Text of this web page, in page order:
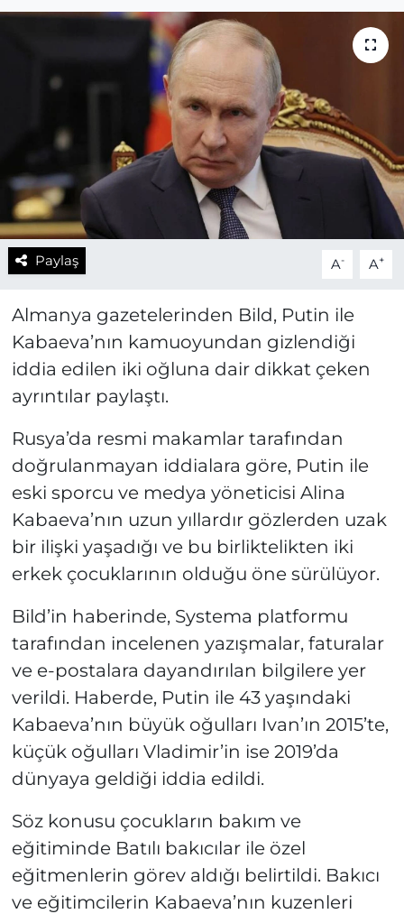
Paylaş A- A+
Almanya gazetelerinden Bild, Putin ile
Kabaeva’nın kamuoyundan gizlendiği
iddia edilen iki oğluna dair dikkat çeken
ayrıntılar paylaştı.
Rusya’da resmi makamlar tarafından
doğrulanmayan iddialara göre, Putin ile
eski sporcu ve medya yöneticisi Alina
Kabaeva’nın uzun yıllardır gözlerden uzak
bir ilişki yaşadığı ve bu birliktelikten iki
erkek çocuklarının olduğu öne sürülüyor.
Bild’in haberinde, Systema platformu
tarafından incelenen yazışmalar, faturalar
ve e-postalara dayandırılan bilgilere yer
verildi. Haberde, Putin ile 43 yaşındaki
Kabaeva’nın büyük oğulları Ivan’ın 2015’te,
küçük oğulları Vladimir’in ise 2019’da
dünyaya geldiği iddia edildi.
Söz konusu çocukların bakım ve
eğitiminde Batılı bakıcılar ile özel
eğitmenlerin görev aldığı belirtildi. Bakıcı
ve eğitimcilerin Kabaeva’nın kuzenleri